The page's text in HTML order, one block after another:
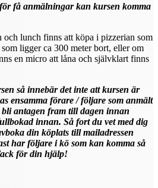
få anmälningar kan kursen komma
lunch finns att köpa i pizzerian som
ligger ca 300 meter bort, eller om
en micro att låna och självklart finns
så innebär det inte att kursen är
ensamma förare / följare som anmält
antagen fram till dagen innan
innan. Så fort du vet med dig
din köplats till mailadressen
har följare i kö som kan komma så
för din hjälp!